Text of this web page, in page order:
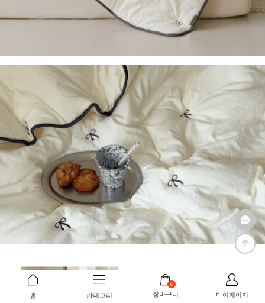
홈 카테고리
0
장바구니 마이페이지